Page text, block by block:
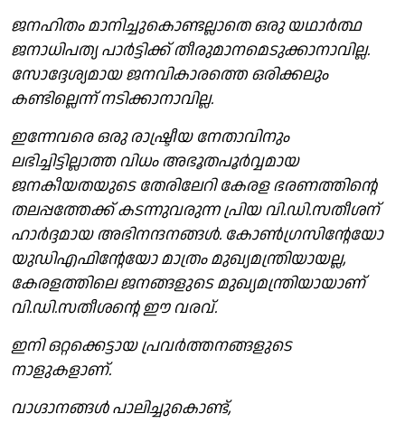
ജനഹിതം മാനിച്ചുകൊണ്ടല്ലാതെ ഒരു യഥാർത്ഥ
ജനാധിപത്യ പാർട്ടിക്ക് തീരുമാനമെടുക്കാനാവില്ല.
സോദ്ദേശ്യമായ ജനവികാരത്തെ ഒരിക്കലും
കണ്ടില്ലെന്ന് നടിക്കാനാവില്ല.
ഇന്നേവരെ ഒരു രാഷ്ട്രീയ നേതാവിനും
ലഭിച്ചിട്ടില്ലാത്ത വിധം അഭൂതപൂർവ്വമായ
ജനകീയതയുടെ തേരിലേറി കേരള ഭരണത്തിൻ്റെ
തലപ്പത്തേക്ക് കടന്നുവരുന്ന പ്രിയ വി.ഡി.സതീശന്
ഹാർദ്ദമായ അഭിനന്ദനങ്ങൾ. കോൺഗ്രസിൻ്റേയോ
യുഡിഎഫിൻ്റേയോ മാത്രം മുഖ്യമന്ത്രിയായല്ല,
കേരളത്തിലെ ജനങ്ങളുടെ മുഖ്യമന്ത്രിയായാണ്
വി.ഡി.സതീശൻ്റെ ഈ വരവ്.
ഇനി ഒറ്റക്കെട്ടായ പ്രവർത്തനങ്ങളുടെ
നാളുകളാണ്.
വാഗ്ദാനങ്ങൾ പാലിച്ചുകൊണ്ട്,